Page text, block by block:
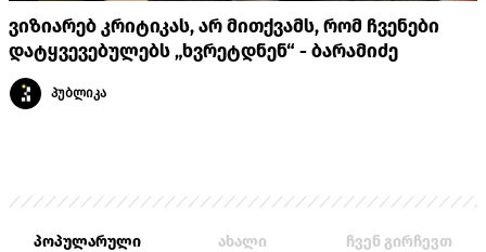
ვიზიარებ კრიტიკას, არ მითქვამს, რომ ჩვენები
დატყვევებულებს „ხვრეტდნენ“ - ბარამიძე
პუბლიკა
პოპულარული ახალი ჩვენ გირჩევთ